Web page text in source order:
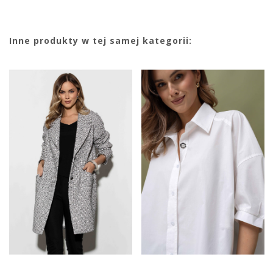
Inne produkty w tej samej kategorii: